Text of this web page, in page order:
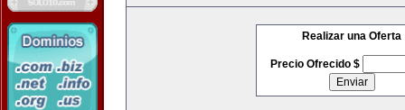
Realizar una Oferta
Precio Ofrecido $